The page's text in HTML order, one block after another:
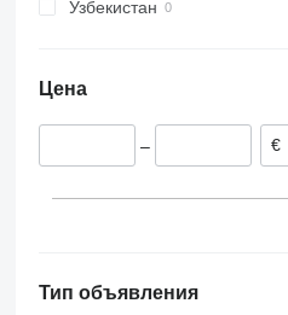
Tourismo
BM
Узбекистан
Цена
–
Тип объявления